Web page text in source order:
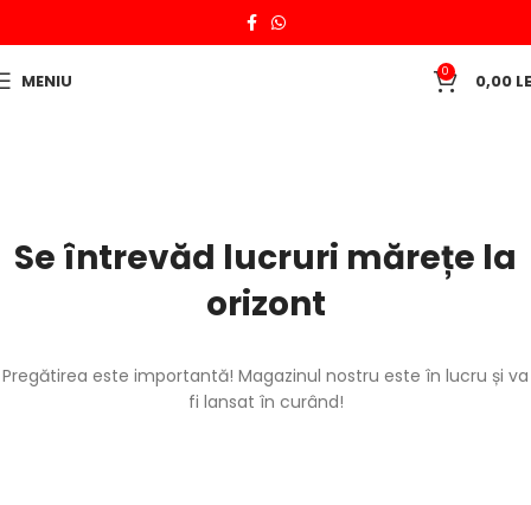
MENIU 0 0,00
Se întrevăd lucruri mărețe la
orizont
Pregătirea este importantă! Magazinul nostru este în lucru și va
fi lansat în curând!